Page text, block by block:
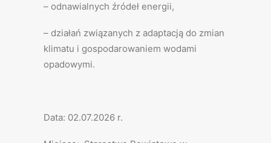
– odnawialnych źródeł energii,
– działań związanych z adaptacją do zmian
klimatu i gospodarowaniem wodami
opadowymi.
Data: 02.07.2026 r.